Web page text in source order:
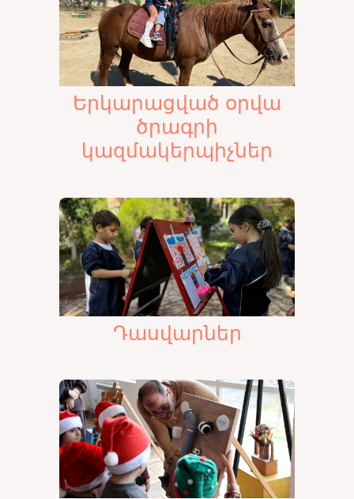
Երկարացված օրվա
ծրագրի
կազմակերպիչներ
Դասվարներ